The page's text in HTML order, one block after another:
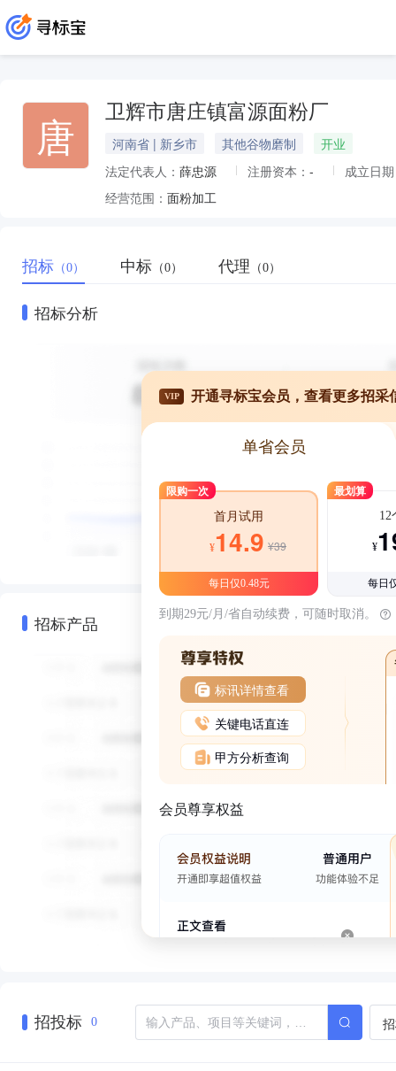
唐 卫辉市唐庄镇富源面粉厂
河南省 | 新乡市 其他谷物磨制
开业
法定代表人： 薛忠源 注册资本： -
成立日
经营范围： 面粉加工
招标 （0） 中标 （0） 代理 （0）
招标分析
招标产品
VIP 开通寻标宝会员，查看更多招采
单省会员
限购一次
首月试用
¥14.9 ¥39
每日仅0.48元
最划算
12
¥
每日
到期29元/月/省自动续费，可随时取消。
标讯详情查看
关键电话直连
甲方分析查询
会员尊享权益
招投标 0